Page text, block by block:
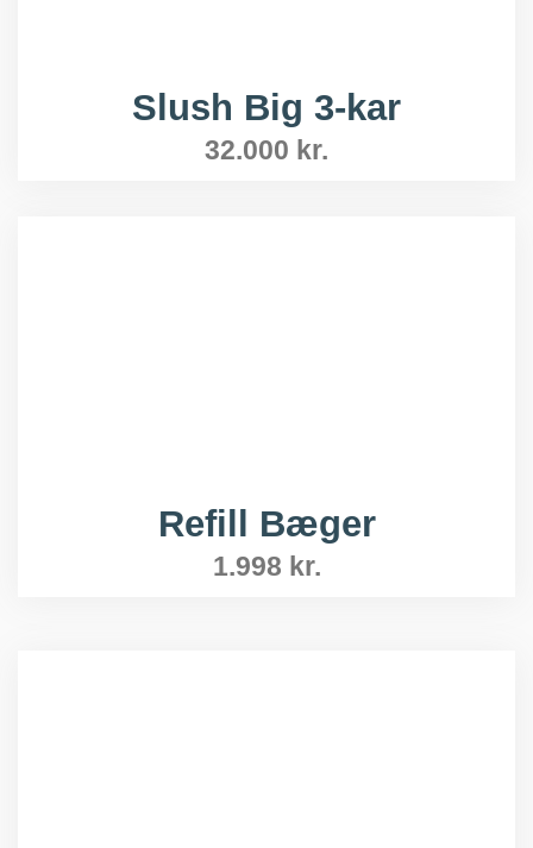
Slush Big 3-kar
32.000 kr.
Refill Bæger
1.998 kr.